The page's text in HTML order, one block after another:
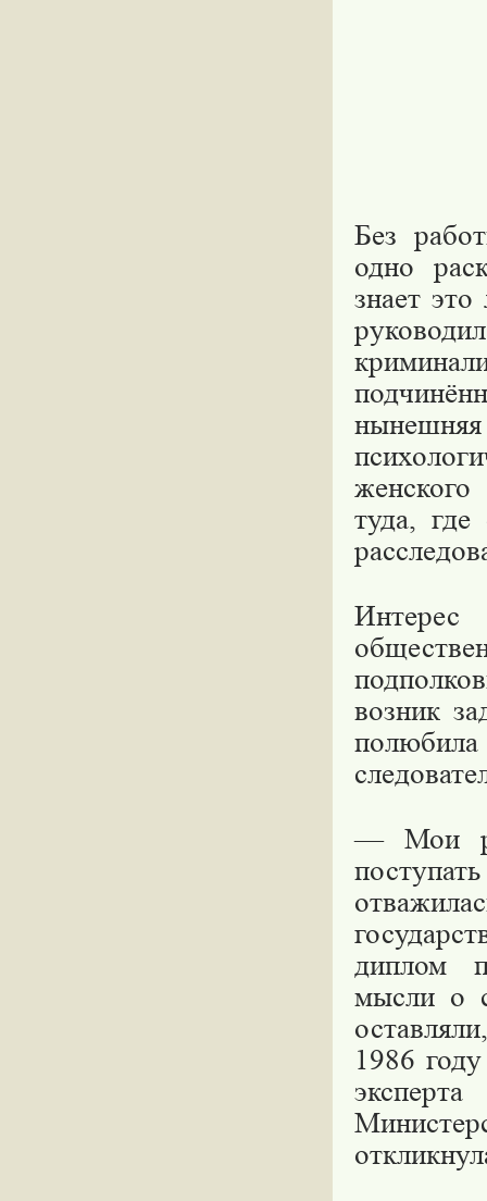
Без
одно
знает
туда, где
возник
— Мои
диплом
мысли о
1986